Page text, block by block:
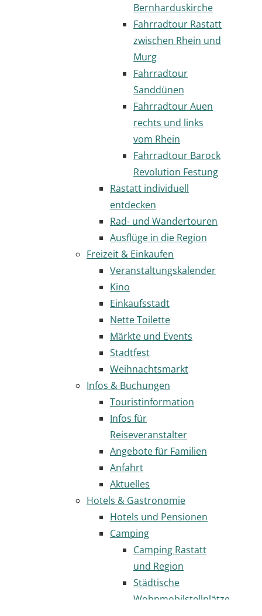
Bernharduskirche
Fahrradtour Rastatt
zwischen Rhein und
Murg
Fahrradtour
Sanddünen
Fahrradtour Auen
rechts und links
vom Rhein
Fahrradtour Barock
Revolution Festung
Rastatt individuell
entdecken
Rad- und Wandertouren
Ausflüge in die Region
Freizeit & Einkaufen
Veranstaltungskalender
Kino
Einkaufsstadt
Nette Toilette
Märkte und Events
Stadtfest
Weihnachtsmarkt
Infos & Buchungen
Touristinformation
Infos für
Reiseveranstalter
Angebote für Familien
Anfahrt
Aktuelles
Hotels & Gastronomie
Hotels und Pensionen
Camping
Camping Rastatt
und Region
Städtische
Wohnmobilstellplätze